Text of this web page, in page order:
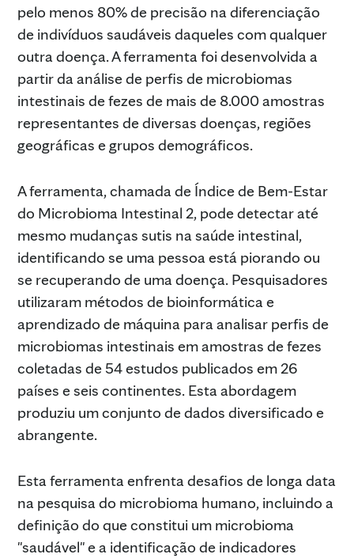
pelo menos 80% de precisão na diferenciação
de indivíduos saudáveis daqueles com qualquer
outra doença. A ferramenta foi desenvolvida a
partir da análise de perfis de microbiomas
intestinais de fezes de mais de 8.000 amostras
representantes de diversas doenças, regiões
geográficas e grupos demográficos.
A ferramenta, chamada de Índice de Bem-Estar
do Microbioma Intestinal 2, pode detectar até
mesmo mudanças sutis na saúde intestinal,
identificando se uma pessoa está piorando ou
se recuperando de uma doença. Pesquisadores
utilizaram métodos de bioinformática e
aprendizado de máquina para analisar perfis de
microbiomas intestinais em amostras de fezes
coletadas de 54 estudos publicados em 26
países e seis continentes. Esta abordagem
produziu um conjunto de dados diversificado e
abrangente.
Esta ferramenta enfrenta desafios de longa data
na pesquisa do microbioma humano, incluindo a
definição do que constitui um microbioma
"saudável" e a identificação de indicadores